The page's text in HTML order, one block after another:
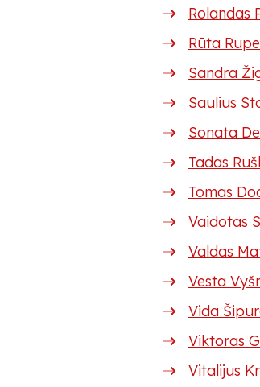
Rolandas
Rūta
Sandra
Saulius
Sonata
Tadas
Tomas
Vaidotas
Valdas
Vesta
Vida
Viktoras
Vitalijus